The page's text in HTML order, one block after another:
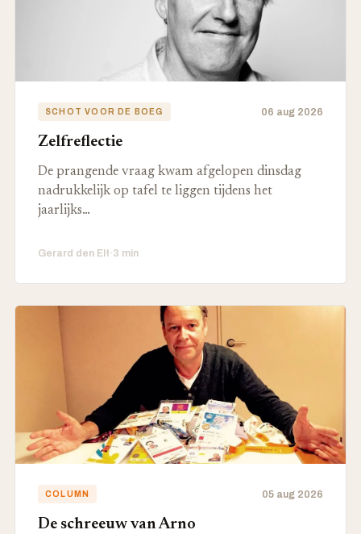
SCHOT VOOR DE BOEG 06 aug 2026
Zelfreflectie
De prangende vraag kwam afgelopen dinsdag
nadrukkelijk op tafel te liggen tijdens het
jaarlijks…
Gerard den Elt·3 min
COLUMN 05 aug 2026
De schreeuw van Arno